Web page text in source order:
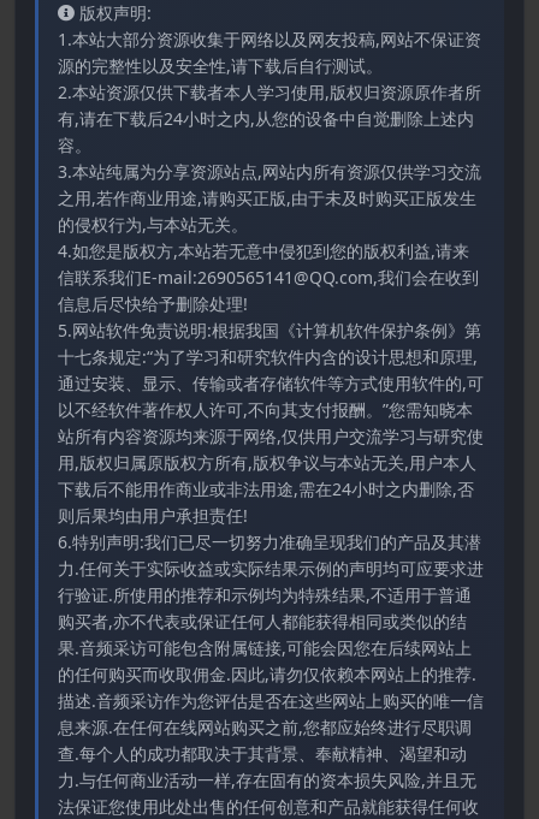
版权声明:
1.本站大部分资源收集于网络以及网友投稿,网站不保证资
源的完整性以及安全性,请下载后自行测试。
2.本站资源仅供下载者本人学习使用,版权归资源原作者所
有,请在下载后24小时之内,从您的设备中自觉删除上述内
容。
3.本站纯属为分享资源站点,网站内所有资源仅供学习交流
之用,若作商业用途,请购买正版,由于未及时购买正版发生
的侵权行为,与本站无关。
4.如您是版权方,本站若无意中侵犯到您的版权利益,请来
信联系我们E-mail:2690565141@QQ.com,我们会在收到
信息后尽快给予删除处理!
5.网站软件免责说明:根据我国《计算机软件保护条例》第
十七条规定:“为了学习和研究软件内含的设计思想和原理,
通过安装、显示、传输或者存储软件等方式使用软件的,可
以不经软件著作权人许可,不向其支付报酬。”您需知晓本
站所有内容资源均来源于网络,仅供用户交流学习与研究使
用,版权归属原版权方所有,版权争议与本站无关,用户本人
下载后不能用作商业或非法用途,需在24小时之内删除,否
则后果均由用户承担责任!
6.特别声明:我们已尽一切努力准确呈现我们的产品及其潜
力.任何关于实际收益或实际结果示例的声明均可应要求进
行验证.所使用的推荐和示例均为特殊结果,不适用于普通
购买者,亦不代表或保证任何人都能获得相同或类似的结
果.音频采访可能包含附属链接,可能会因您在后续网站上
的任何购买而收取佣金.因此,请勿仅依赖本网站上的推荐.
描述.音频采访作为您评估是否在这些网站上购买的唯一信
息来源.在任何在线网站购买之前,您都应始终进行尽职调
查.每个人的成功都取决于其背景、奉献精神、渴望和动
力.与任何商业活动一样,存在固有的资本损失风险,并且无
法保证您使用此处出售的任何创意和产品就能获得任何收